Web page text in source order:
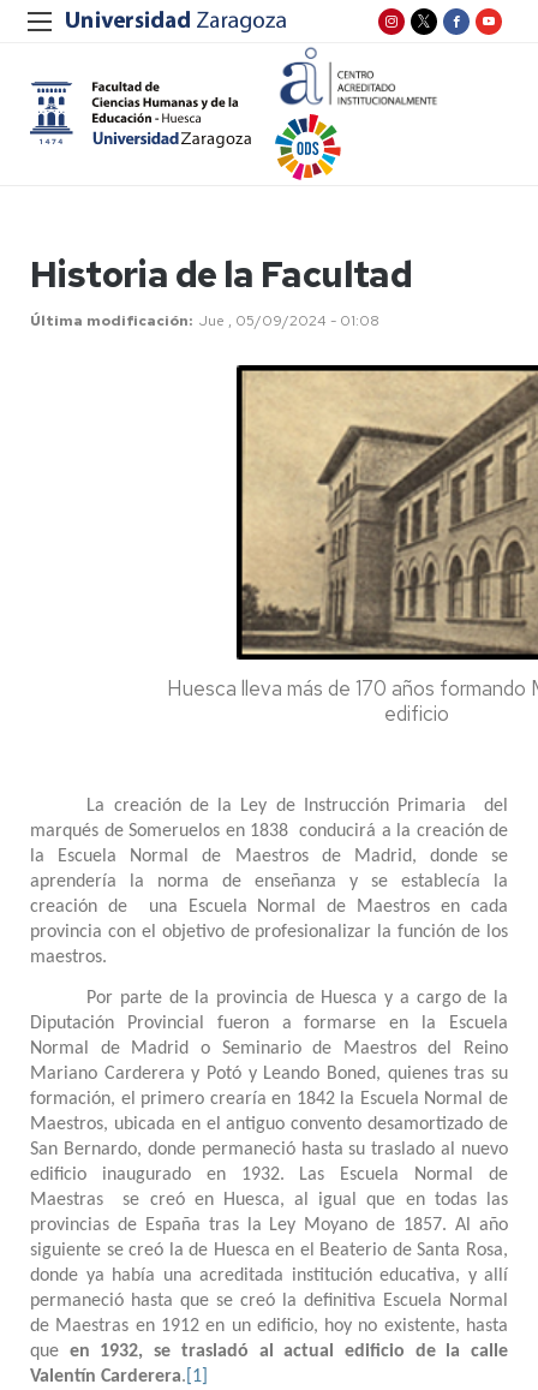
Historia de la Facultad
Última modificación Jue , 05/09/2024 - 01:08
Huesca lleva más de 170 años formando
edificio
La creación de la Ley de Instrucción Primaria del
marqués de Someruelos en 1838 conducirá a la creación de
la Escuela Normal de Maestros de Madrid, donde se
aprendería la norma de enseñanza y se establecía la
creación de una Escuela Normal de Maestros en cada
provincia con el objetivo de profesionalizar la función de los
maestros.
Por parte de la provincia de Huesca y a cargo de la
Diputación Provincial fueron a formarse en la Escuela
Normal de Madrid o Seminario de Maestros del Reino
Mariano Carderera y Potó y Leando Boned, quienes tras su
formación, el primero crearía en 1842 la Escuela Normal de
Maestros, ubicada en el antiguo convento desamortizado de
San Bernardo, donde permaneció hasta su traslado al nuevo
edificio inaugurado en 1932. Las Escuela Normal de
Maestras se creó en Huesca, al igual que en todas las
provincias de España tras la Ley Moyano de 1857. Al año
siguiente se creó la de Huesca en el Beaterio de Santa Rosa,
donde ya había una acreditada institución educativa, y allí
permaneció hasta que se creó la definitiva Escuela Normal
de Maestras en 1912 en un edificio, hoy no existente, hasta
que en 1932, se trasladó al actual edificio de la calle
Valentín Carderera. [1]